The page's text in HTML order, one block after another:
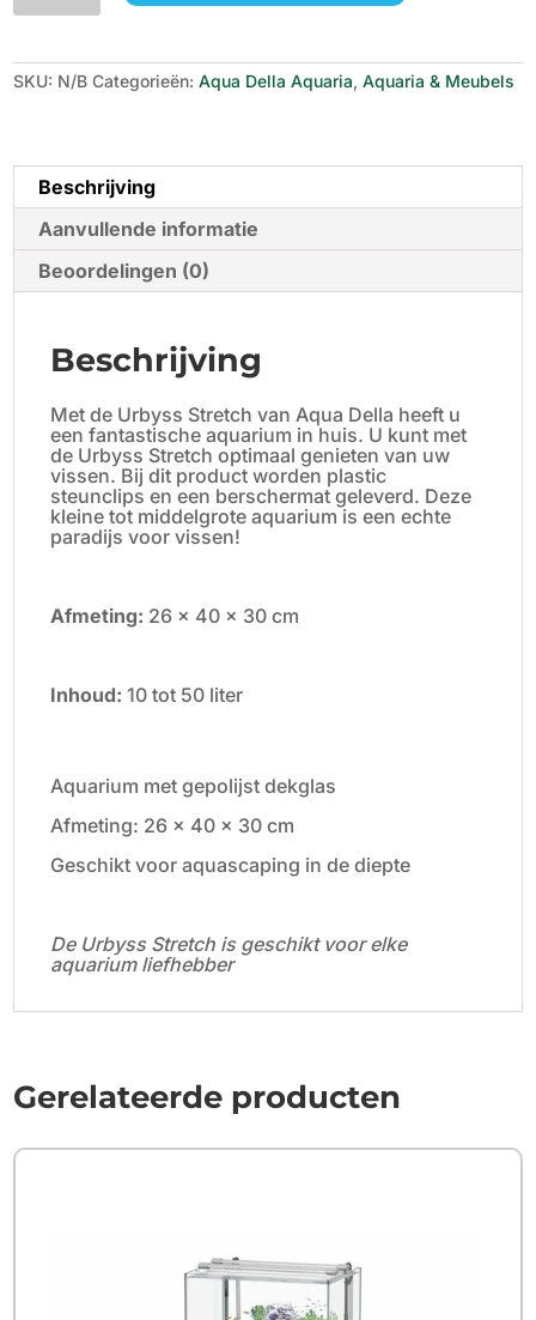
SKU: N/B Categorieën:Aqua Della Aquaria,Aquaria & Meubels
Beschrijving
Aanvullende informatie
Beoordelingen (0)
Beschrijving
Met de Urbyss Stretch van Aqua Della heeft u
een fantastische aquarium in huis. U kunt met
de Urbyss Stretch optimaal genieten van uw
vissen. Bij dit product worden plastic
steunclips en een berschermat geleverd. Deze
kleine tot middelgrote aquarium is een echte
paradijs voor vissen!
Afmeting: 26 x 40 x 30 cm
Inhoud:10 tot 50 liter
Aquarium met gepolijst dekglas
Afmeting: 26 x 40 x 30 cm
Geschikt voor aquascaping in de diepte
De Urbyss Stretch is geschikt voor elke
aquarium liefhebber
Gerelateerde producten